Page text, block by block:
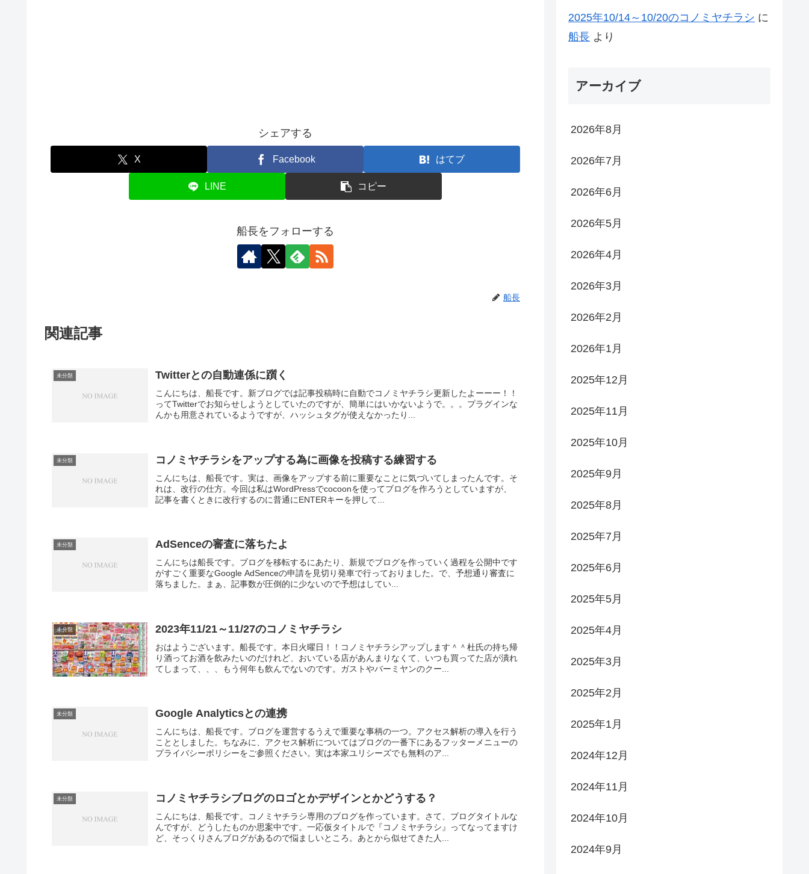
シェアする
X Facebook はてブ
LINE コピー
船長をフォローする
船長
関連記事
未分類 Twitterとの自動連係に躓く
こんにちは、船長です。新ブログでは記事投稿時に自動でコノミヤチラシ更新したよーーー！！
ってTwitterでお知らせしようとしていたのですが、簡単にはいかないようで。。。プラグインな
んかも用意されているようですが、ハッシュタグが使えなかったり...
未分類 コノミヤチラシをアップする為に画像を投稿する練習する
こんにちは、船長です。実は、画像をアップする前に重要なことに気づいてしまったんです。そ
れは、改行の仕方。今回は私はWordPressでcocoonを使ってブログを作ろうとしていますが、
記事を書くときに改行するのに普通にENTERキーを押して...
未分類 AdSenceの審査に落ちたよ
こんにちは船長です。ブログを移転するにあたり、新規でブログを作っていく過程を公開中です
がすごく重要なGoogle AdSenceの申請を見切り発車で行っておりました。で、予想通り審査に
落ちました。まぁ、記事数が圧倒的に少ないので予想はしてい...
未分類 2023年11/21～11/27のコノミヤチラシ
おはようございます。船長です。本日火曜日！！コノミヤチラシアップします＾＾杜氏の持ち帰
り酒ってお酒を飲みたいのだけれど、おいている店があんまりなくて、いつも買ってた店が潰れ
てしまって、、、もう何年も飲んでないのです。ガストやバーミヤンのクー...
未分類 Google Analyticsとの連携
こんにちは、船長です。ブログを運営するうえで重要な事柄の一つ。アクセス解析の導入を行う
こととしました。ちなみに、アクセス解析についてはブログの一番下にあるフッターメニューの
プライバシーポリシーをご参照ください。実は本家ユリシーズでも無料のア...
未分類 コノミヤチラシブログのロゴとかデザインとかどうする？
こんにちは、船長です。コノミヤチラシ専用のブログを作っています。さて、ブログタイトルな
んですが、どうしたものか思案中です。一応仮タイトルで『コノミヤチラシ』ってなってますけ
ど、そっくりさんブログがあるので悩ましいところ。あとから似せてきた人...
2025年10/14～10/20のコノミヤチラシ に
船長 より
アーカイブ
2026年8月
2026年7月
2026年6月
2026年5月
2026年4月
2026年3月
2026年2月
2026年1月
2025年12月
2025年11月
2025年10月
2025年9月
2025年8月
2025年7月
2025年6月
2025年5月
2025年4月
2025年3月
2025年2月
2025年1月
2024年12月
2024年11月
2024年10月
2024年9月